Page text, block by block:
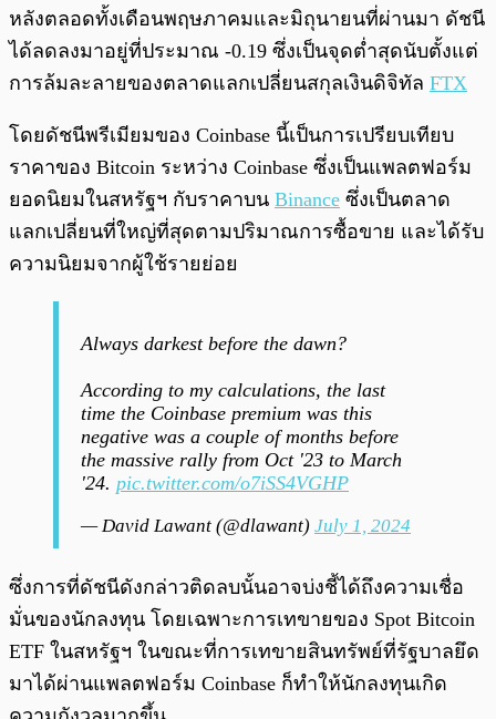
หลังตลอดทั้งเดือนพฤษภาคมและมิถุนายนที่ผ่านมา ดัชนี
ได้ลดลงมาอยู่ที่ประมาณ -0.19 ซึ่งเป็นจุดต่ำสุดนับตั้งแต่
การล้มละลายของตลาดแลกเปลี่ยนสกุลเงินดิจิทัล FTX
โดยดัชนีพรีเมียมของ Coinbase นี้เป็นการเปรียบเทียบ
ราคาของ Bitcoin ระหว่าง Coinbase ซึ่งเป็นแพลตฟอร์ม
ยอดนิยมในสหรัฐฯ กับราคาบน Binance ซึ่งเป็นตลาด
แลกเปลี่ยนที่ใหญ่ที่สุดตามปริมาณการซื้อขาย และได้รับ
ความนิยมจากผู้ใช้รายย่อย
Always darkest before the dawn?
According to my calculations, the last
time the Coinbase premium was this
negative was a couple of months before
the massive rally from Oct '23 to March
'24. pic.twitter.com/o7iSS4VGHP
— David Lawant (@dlawant) July 1, 2024
ซึ่งการที่ดัชนีดังกล่าวติดลบนั้นอาจบ่งชี้ได้ถึงความเชื่อ
มั่นของนักลงทุน โดยเฉพาะการเทขายของ Spot Bitcoin
ETF ในสหรัฐฯ ในขณะที่การเทขายสินทรัพย์ที่รัฐบาลยึด
มาได้ผ่านแพลตฟอร์ม Coinbase ก็ทำให้นักลงทุนเกิด